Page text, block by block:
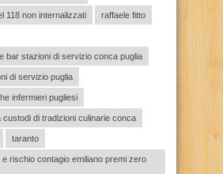
118 non internalizzati raffaele fitto
bar stazioni di servizio conca puglia
di servizio puglia
infermieri pugliesi
di tradizioni culinarie conca
taranto
rischio contagio emiliano premi zero